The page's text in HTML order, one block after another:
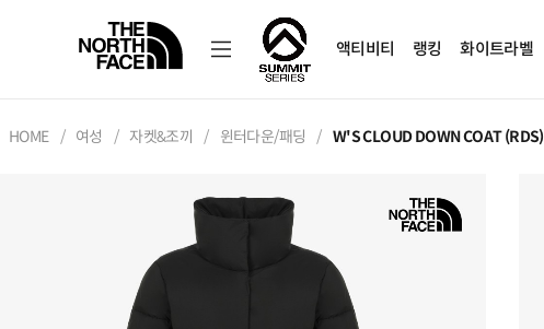
액티비티 랭킹 화이트라벨
HOME 여성 자켓&조끼 윈터다운/패딩 W'S CLOUD DOWN COAT (RDS)